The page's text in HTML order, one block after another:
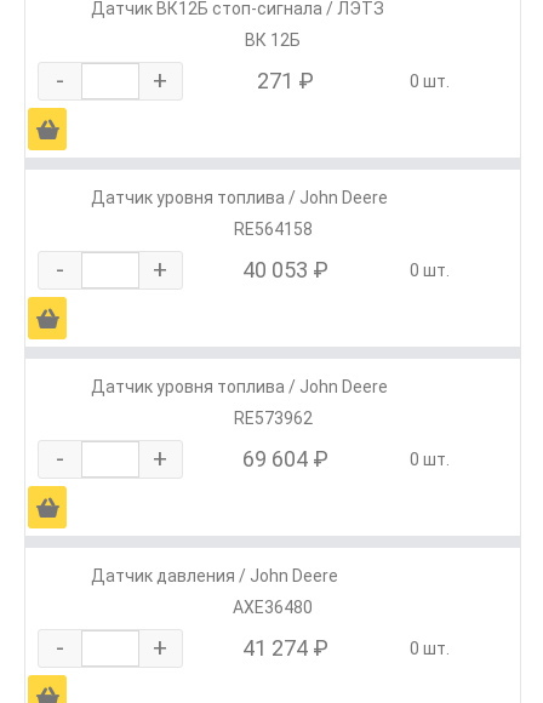
Датчик ВК12Б стоп-сигнала / ЛЭТЗ
ВК 12Б
- + 271 ₽ 0 шт.
Ä
Датчик уровня топлива / John Deere
RE564158
- + 40 053 ₽ 0 шт.
Ä
Датчик уровня топлива / John Deere
RE573962
- + 69 604 ₽ 0 шт.
Ä
Датчик давления / John Deere
AXE36480
- + 41 274 ₽ 0 шт.
Ä